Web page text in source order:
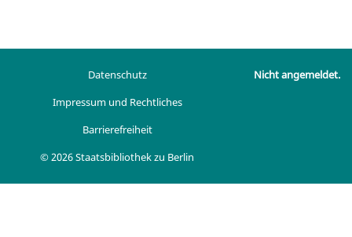
Datenschutz
Impressum und Rechtliches
Barrierefreiheit
© 2026 Staatsbibliothek zu Berlin
Nicht angemeldet.